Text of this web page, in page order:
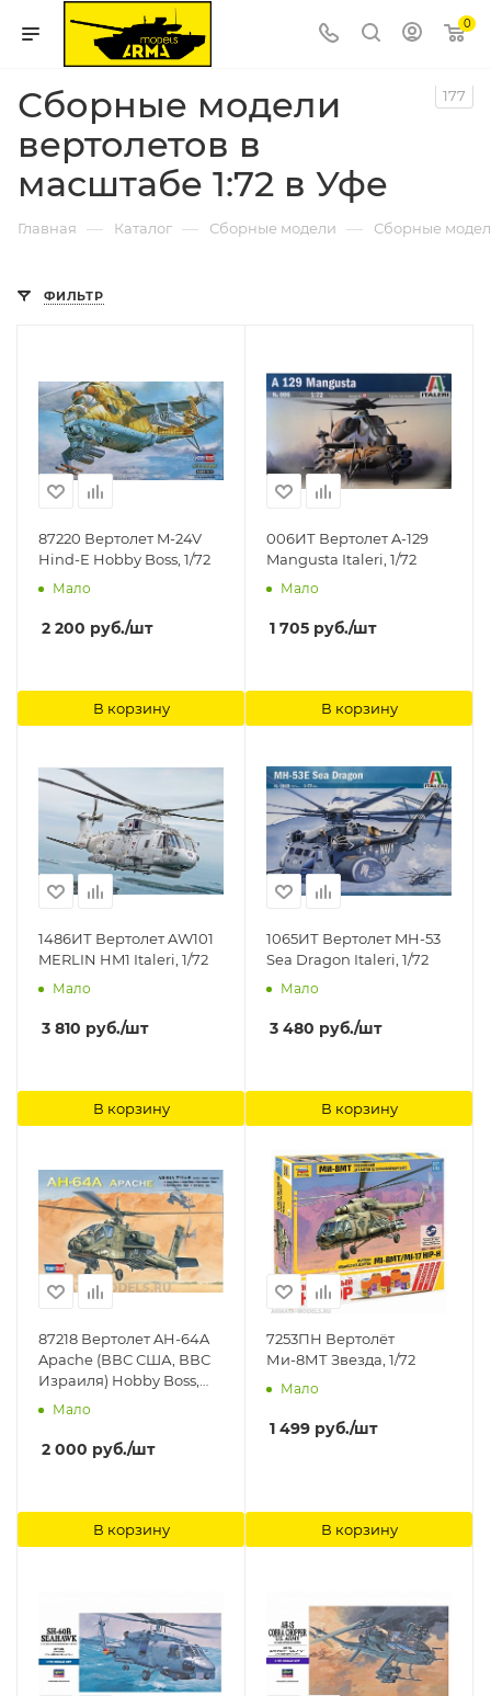
0
Сборные модели
вертолетов в
масштабе 1:72 в Уфе
177
Главная — Каталог — Сборные модели — Сборные
ФИЛЬТР
87220 Вертолет M-24V
Hind-E Hobby Boss, 1/72
Мало
2 200 руб./шт
В корзину
006ИТ Вертолет A-129
Mangusta Italeri, 1/72
Мало
1 705 руб./шт
В корзину
1486ИТ Вертолет AW101
MERLIN HM1 Italeri, 1/72
Мало
3 810 руб./шт
В корзину
1065ИТ Вертолет MH-53
Sea Dragon Italeri, 1/72
Мало
3 480 руб./шт
В корзину
87218 Вертолет AH-64A
Apache (ВВС США, ВВС
Израиля) Hobby Boss,
1/72Мало
2 000 руб./шт
В корзину
7253ПН Вертолёт
Ми-8МТ Звезда, 1/72
Мало
1 499 руб./шт
В корзину